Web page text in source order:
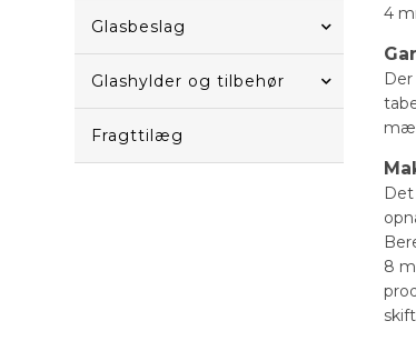
Glasbeslag
Glashylder og tilbehør
Fragttilæg
4
8